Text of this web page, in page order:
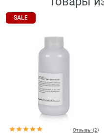
SALE
Отзывы (2)